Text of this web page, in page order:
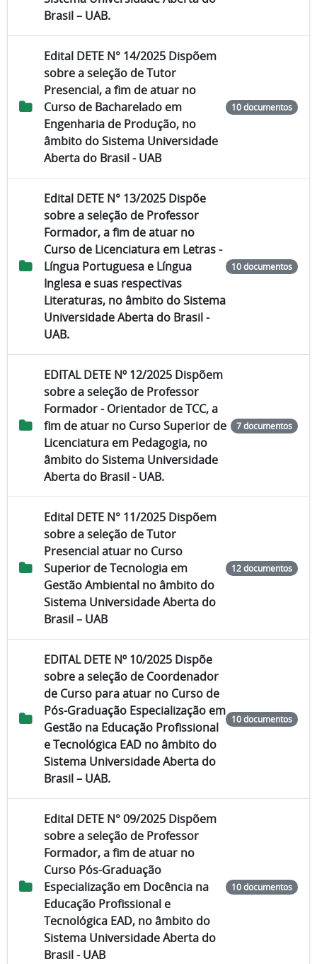
Brasil – UAB.
Edital DETE N° 14/2025 Dispõem
sobre a seleção de Tutor
Presencial, a fim de atuar no
Curso de Bacharelado em
Engenharia de Produção, no
âmbito do Sistema Universidade
Aberta do Brasil - UAB
10 documentos
Edital DETE N° 13/2025 Dispõe
sobre a seleção de Professor
Formador, a fim de atuar no
Curso de Licenciatura em Letras -
Língua Portuguesa e Língua
Inglesa e suas respectivas
Literaturas, no âmbito do Sistema
Universidade Aberta do Brasil -
UAB.
10 documentos
EDITAL DETE Nº 12/2025 Dispõem
sobre a seleção de Professor
Formador - Orientador de TCC, a
fim de atuar no Curso Superior de
Licenciatura em Pedagogia, no
âmbito do Sistema Universidade
Aberta do Brasil - UAB.
7 documentos
Edital DETE N° 11/2025 Dispõem
sobre a seleção de Tutor
Presencial atuar no Curso
Superior de Tecnologia em
Gestão Ambiental no âmbito do
Sistema Universidade Aberta do
Brasil – UAB
12 documentos
EDITAL DETE Nº 10/2025 Dispõe
sobre a seleção de Coordenador
de Curso para atuar no Curso de
Pós-Graduação Especialização em
Gestão na Educação Profissional
e Tecnológica EAD no âmbito do
Sistema Universidade Aberta do
Brasil – UAB.
10 documentos
Edital DETE N° 09/2025 Dispõem
sobre a seleção de Professor
Formador, a fim de atuar no
Curso Pós-Graduação
Especialização em Docência na
Educação Profissional e
Tecnológica EAD, no âmbito do
Sistema Universidade Aberta do
Brasil - UAB
10 documentos